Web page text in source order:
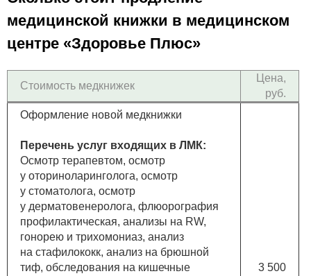
медицинской книжки в медицинском
центре «Здоровье Плюс»
Стоимость медкнижек
Цена,
руб.
Оформление новой медкнижки
Перечень услуг входящих в ЛМК:
Осмотр терапевтом, осмотр
у оториноларинголога, осмотр
у стоматолога, осмотр
у дерматовенеролога, флюорография
профилактическая, анализы на RW,
гонорею и трихомониаз, анализ
на стафилококк, анализ на брюшной
тиф, обследования на кишечные
3 500